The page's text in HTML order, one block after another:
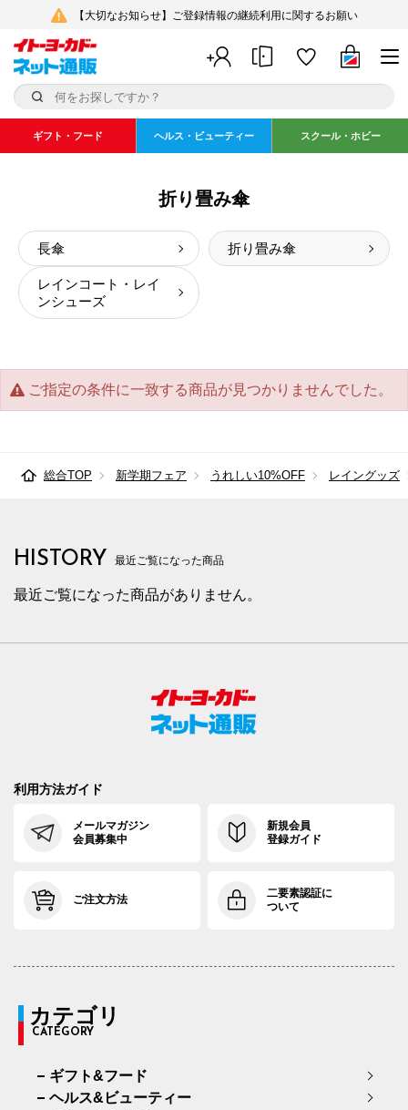
【大切なお知らせ】ご登録情報の継続利用に関するお願い
ギフト・フード ヘルス・ビューティー スクール・ホビー
折り畳み傘
長傘 折り畳み傘
レインコート・レイ
ンシューズ
ご指定の条件に一致する商品が見つかりませんでした。
総合TOP 新学期フェア うれしい10%OFF レイングッズ
HISTORY 最近ご覧になった商品
最近ご覧になった商品がありません。
利用方法ガイド
メールマガジン
会員募集中
新規会員
登録ガイド
ご注文方法
二要素認証に
ついて
カテゴリ
CATEGORY
ギフト&フード
ヘルス&ビューティー